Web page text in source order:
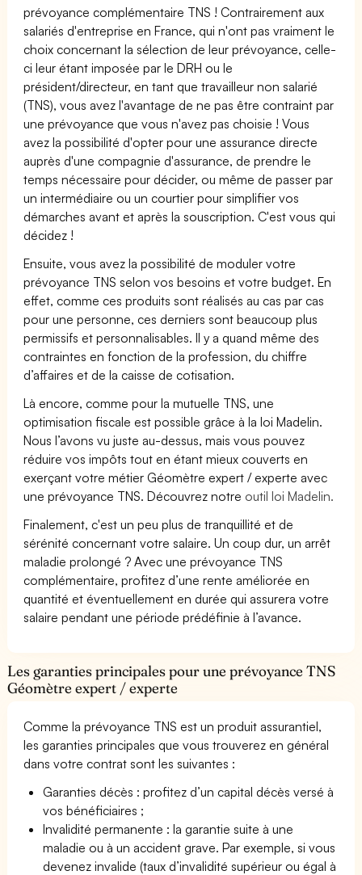
prévoyance complémentaire TNS ! Contrairement aux
salariés d'entreprise en France, qui n'ont pas vraiment le
choix concernant la sélection de leur prévoyance, celle-
ci leur étant imposée par le DRH ou le
président/directeur, en tant que travailleur non salarié
(TNS), vous avez l'avantage de ne pas être contraint par
une prévoyance que vous n'avez pas choisie ! Vous
avez la possibilité d'opter pour une assurance directe
auprès d'une compagnie d'assurance, de prendre le
temps nécessaire pour décider, ou même de passer par
un intermédiaire ou un courtier pour simplifier vos
démarches avant et après la souscription. C'est vous qui
décidez !
Ensuite, vous avez la possibilité de moduler votre
prévoyance TNS selon vos besoins et votre budget. En
effet, comme ces produits sont réalisés au cas par cas
pour une personne, ces derniers sont beaucoup plus
permissifs et personnalisables. Il y a quand même des
contraintes en fonction de la profession, du chiffre
d’affaires et de la caisse de cotisation.
Là encore, comme pour la mutuelle TNS, une
optimisation fiscale est possible grâce à la loi Madelin.
Nous l’avons vu juste au-dessus, mais vous pouvez
réduire vos impôts tout en étant mieux couverts en
exerçant votre métier Géomètre expert / experte avec
une prévoyance TNS. Découvrez notre outil loi Madelin.
Finalement, c'est un peu plus de tranquillité et de
sérénité concernant votre salaire. Un coup dur, un arrêt
maladie prolongé ? Avec une prévoyance TNS
complémentaire, profitez d’une rente améliorée en
quantité et éventuellement en durée qui assurera votre
salaire pendant une période prédéfinie à l’avance.
Les garanties principales pour une prévoyance TNS
Géomètre expert / experte
Comme la prévoyance TNS est un produit assurantiel,
les garanties principales que vous trouverez en général
dans votre contrat sont les suivantes :
Garanties décès : profitez d’un capital décès versé à
vos bénéficiaires ;
Invalidité permanente : la garantie suite à une
maladie ou à un accident grave. Par exemple, si vous
devenez invalide (taux d’invalidité supérieur ou égal à